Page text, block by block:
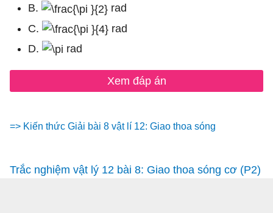
B.
rad
C.
rad
D.
rad
Xem đáp án
=> Kiến thức Giải bài 8 vật lí 12: Giao thoa sóng
Trắc nghiệm vật lý 12 bài 8: Giao thoa sóng cơ (P2)